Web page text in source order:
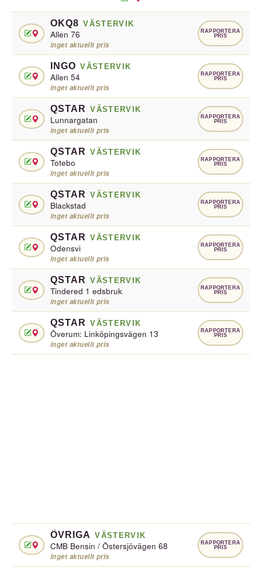
OKQ8 VÄSTERVIK
Allen 76
inget aktuellt pris
RAPPORTERA
PRIS
INGO VÄSTERVIK
Allen 54
inget aktuellt pris
RAPPORTERA
PRIS
QSTAR VÄSTERVIK
Lunnargatan
inget aktuellt pris
RAPPORTERA
PRIS
QSTAR VÄSTERVIK
Totebo
inget aktuellt pris
RAPPORTERA
PRIS
QSTAR VÄSTERVIK
Blackstad
inget aktuellt pris
RAPPORTERA
PRIS
QSTAR VÄSTERVIK
Odensvi
inget aktuellt pris
RAPPORTERA
PRIS
QSTAR VÄSTERVIK
Tindered 1 edsbruk
inget aktuellt pris
RAPPORTERA
PRIS
QSTAR VÄSTERVIK
Överum: Linköpingsvägen 13
inget aktuellt pris
RAPPORTERA
PRIS
ÖVRIGA VÄSTERVIK
CMB Bensin / Östersjövägen 68
inget aktuellt pris
RAPPORTERA
PRIS